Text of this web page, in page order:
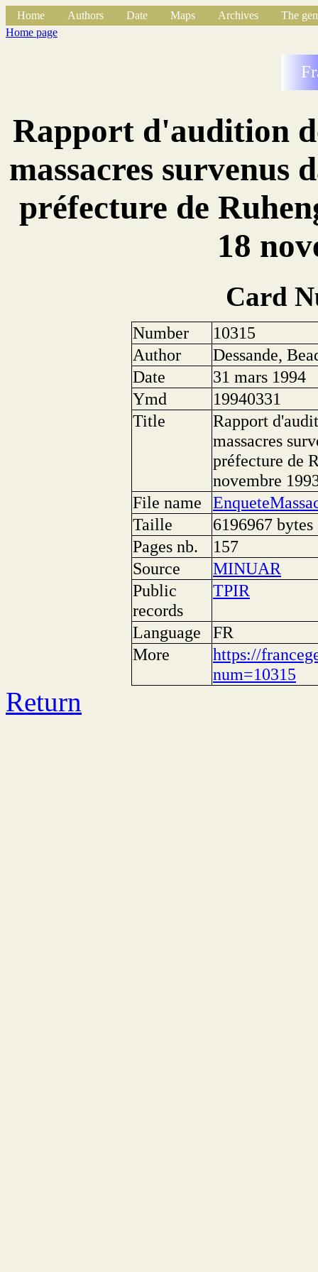
Home Authors Date Maps Archives
The
Home page
Rapport d'audition
massacres survenus
préfecture de
18
Card
Number
10315
Author
Dessande,
Date
31 mars 1994
Ymd
19940331
Title
Rapport
massacres
préfecture de
novembre
File name
Taille
6196967 bytes
Pages nb.
157
Source
MINUAR
Public
records
TPIR
Language
FR
More
https://
num=10315
Return